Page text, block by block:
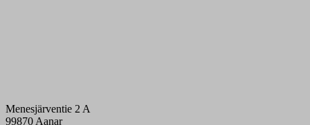
Menesjärventie 2 A
99870 Aanar